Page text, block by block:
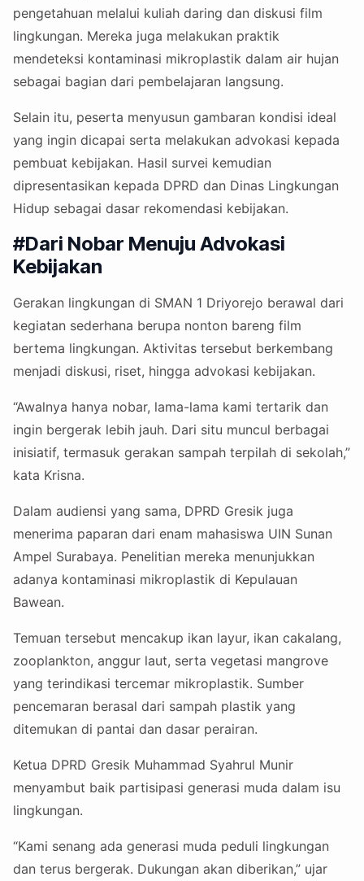
pengetahuan melalui kuliah daring dan diskusi film
lingkungan. Mereka juga melakukan praktik
mendeteksi kontaminasi mikroplastik dalam air hujan
sebagai bagian dari pembelajaran langsung.
Selain itu, peserta menyusun gambaran kondisi ideal
yang ingin dicapai serta melakukan advokasi kepada
pembuat kebijakan. Hasil survei kemudian
dipresentasikan kepada DPRD dan Dinas Lingkungan
Hidup sebagai dasar rekomendasi kebijakan.
#Dari Nobar Menuju Advokasi
Kebijakan
Gerakan lingkungan di SMAN 1 Driyorejo berawal dari
kegiatan sederhana berupa nonton bareng film
bertema lingkungan. Aktivitas tersebut berkembang
menjadi diskusi, riset, hingga advokasi kebijakan.
“Awalnya hanya nobar, lama-lama kami tertarik dan
ingin bergerak lebih jauh. Dari situ muncul berbagai
inisiatif, termasuk gerakan sampah terpilah di sekolah,”
kata Krisna.
Dalam audiensi yang sama, DPRD Gresik juga
menerima paparan dari enam mahasiswa UIN Sunan
Ampel Surabaya. Penelitian mereka menunjukkan
adanya kontaminasi mikroplastik di Kepulauan
Bawean.
Temuan tersebut mencakup ikan layur, ikan cakalang,
zooplankton, anggur laut, serta vegetasi mangrove
yang terindikasi tercemar mikroplastik. Sumber
pencemaran berasal dari sampah plastik yang
ditemukan di pantai dan dasar perairan.
Ketua DPRD Gresik Muhammad Syahrul Munir
menyambut baik partisipasi generasi muda dalam isu
lingkungan.
“Kami senang ada generasi muda peduli lingkungan
dan terus bergerak. Dukungan akan diberikan,” ujar